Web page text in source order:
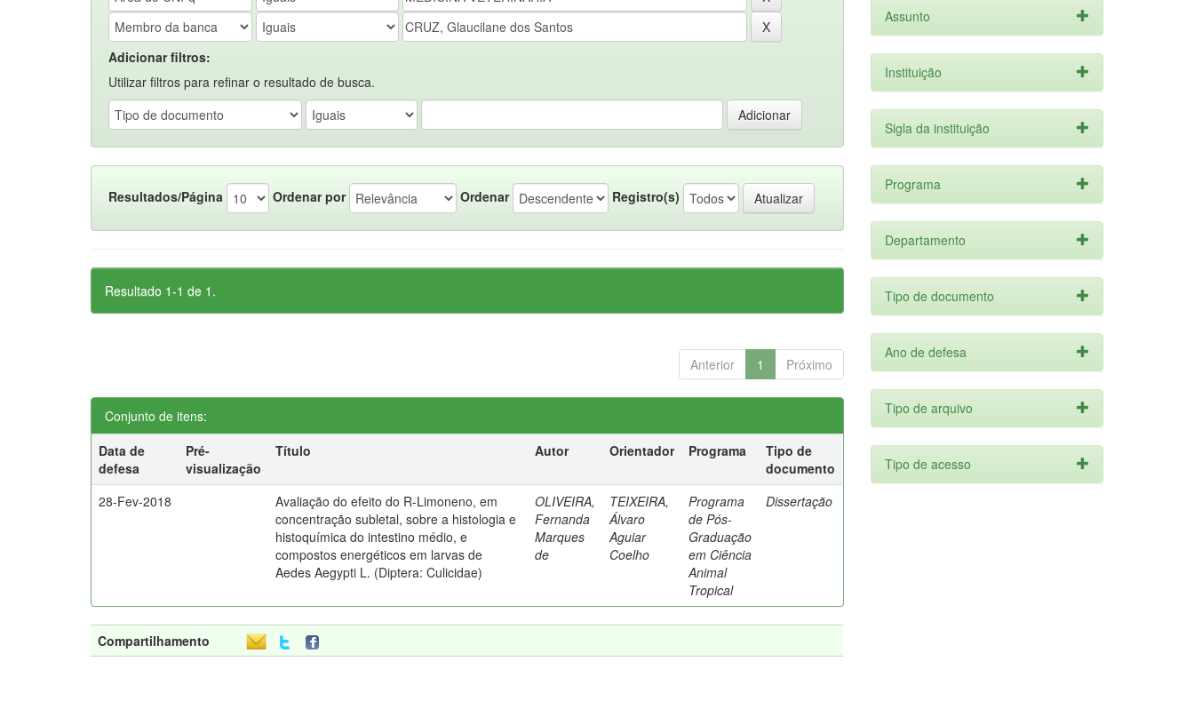
Adicionar filtros:
Utilizar filtros para refinar o resultado de busca.
Resultados/Página Ordenar por Ordenar Registro(s)
Resultado 1-1 de 1.
Anterior 1 Próximo
Conjunto de itens:
Data de
defesa
Pré-
visualização
Título Autor Orientador Programa
Tipo de
documento
28-Fev-2018
Avaliação do efeito do R-Limoneno, em
concentração subletal, sobre a histologia e
histoquímica do intestino médio, e
compostos energéticos em larvas de
Aedes Aegypti L. (Diptera: Culicidae)
OLIVEIRA,
Fernanda
Marques
de
TEIXEIRA,
Álvaro
Aguiar
Coelho
Programa
de Pós-
Graduação
em Ciência
Animal
Tropical
Dissertação
Compartilhamento
Assunto
Instituição
Sigla da instituição
Programa
Departamento
Tipo de documento
Ano de defesa
Tipo de arquivo
Tipo de acesso